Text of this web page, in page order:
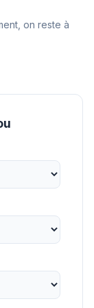
on reste à